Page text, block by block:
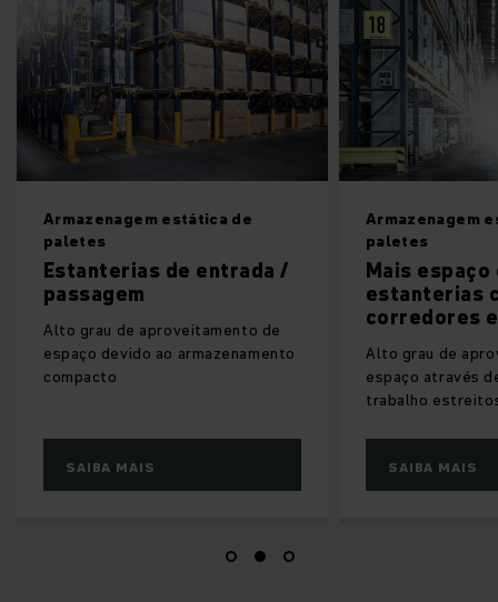
Armazenagem estática de
paletes
Estanterias de entrada /
passagem
Alto grau de aproveitamento de
espaço devido ao armazenamento
compacto
SAIBA MAIS
Armazenagem
paletes
Mais espaço
estanterias
corredores
Alto grau de
espaço através
trabalho
SAIBA MAIS